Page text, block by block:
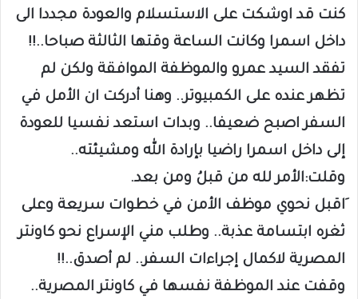
كنت قد اوشكت على الاستسلام والعودة مجددا الى
داخل اسمرا وكانت الساعة وقتها الثالثة صباحا..!!
تفقد السيد عمرو والموظفة الموافقة ولكن لم
تظهر عنده على الكمبيوتر.. وهنا أدركت ان الأمل في
السفر اصبح ضعيفا.. وبدات استعد نفسيا للعودة
إلى داخل اسمرا راضيا بإرادة الله ومشيئته..
وقلت:الأمر لله من قبلُ ومن بعد.
َاقبل نحوي موظف الأمن في خطوات سريعة وعلى
ثغره ابتسامة عذبة.. وطلب مني الإسراع نحو كاونتر
المصرية لاكمال إجراءات السفر.. لم أصدق..!!
وقفت عند الموظفة نفسها في كاونتر المصرية..